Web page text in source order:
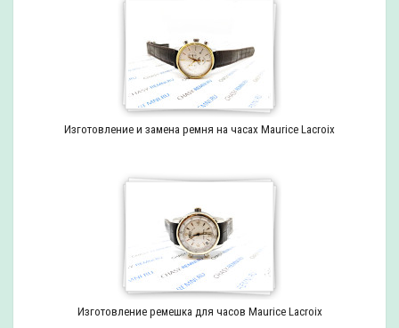
Изготовление и замена ремня на часах Maurice Lacroix
Изготовление ремешка для часов Maurice Lacroix